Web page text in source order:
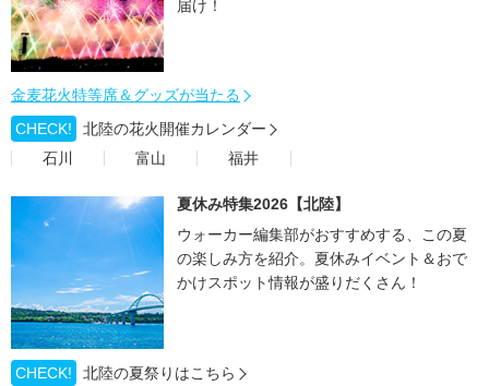
届け！
金麦花火特等席＆グッズが当たる
CHECK!
北陸の花火開催カレンダー
石川
富山 福井
夏休み特集2026【北陸】
ウォーカー編集部がおすすめする、この夏
の楽しみ方を紹介。夏休みイベント＆おで
かけスポット情報が盛りだくさん！
CHECK!
北陸の夏祭りはこちら